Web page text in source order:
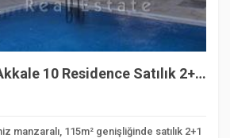
10 Residence Satılık 2+1
manzaralı, 115m² genişliğinde satılık 2+1